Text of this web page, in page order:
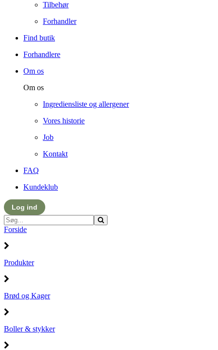
Tilbehør
Forhandler
Find butik
Forhandlere
Om os
Om os
Ingrediensliste og allergener
Vores historie
Job
Kontakt
FAQ
Kundeklub
Log ind
Forside
Produkter
Brød og Kager
Boller & stykker